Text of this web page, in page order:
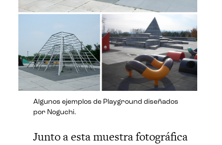
Algunos ejemplos de Playground diseñados
por Noguchi.
Junto a esta muestra fotográfica